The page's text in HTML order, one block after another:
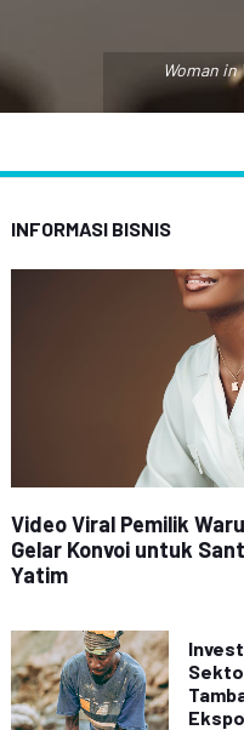
Woman in
INFORMASI BISNIS
Video Viral Pemilik
Gelar Konvoi untuk
Yatim